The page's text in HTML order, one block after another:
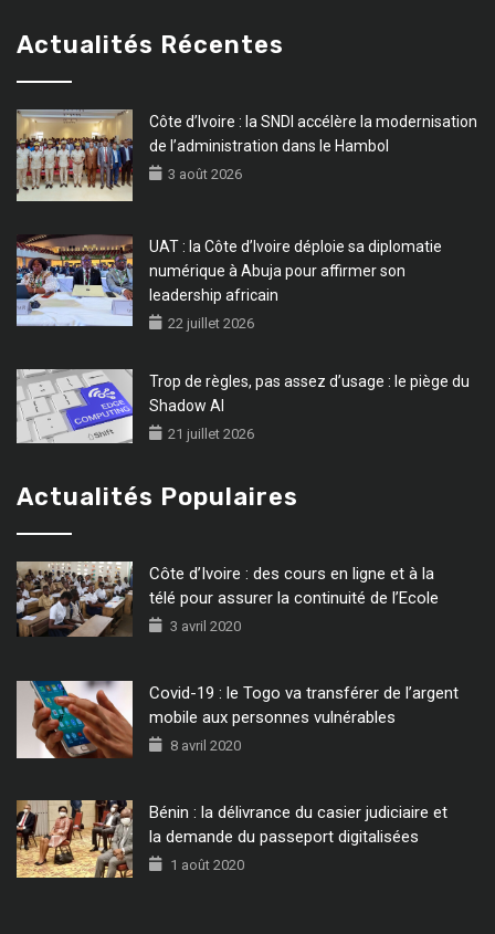
Actualités Récentes
Côte d’Ivoire : la SNDI accélère la modernisation
de l’administration dans le Hambol
3 août 2026
UAT : la Côte d’Ivoire déploie sa diplomatie
numérique à Abuja pour affirmer son
leadership africain
22 juillet 2026
Trop de règles, pas assez d’usage : le piège du
Shadow AI
21 juillet 2026
Actualités Populaires
Côte d’Ivoire : des cours en ligne et à la
télé pour assurer la continuité de l’Ecole
3 avril 2020
Covid-19 : le Togo va transférer de l’argent
mobile aux personnes vulnérables
8 avril 2020
Bénin : la délivrance du casier judiciaire et
la demande du passeport digitalisées
1 août 2020